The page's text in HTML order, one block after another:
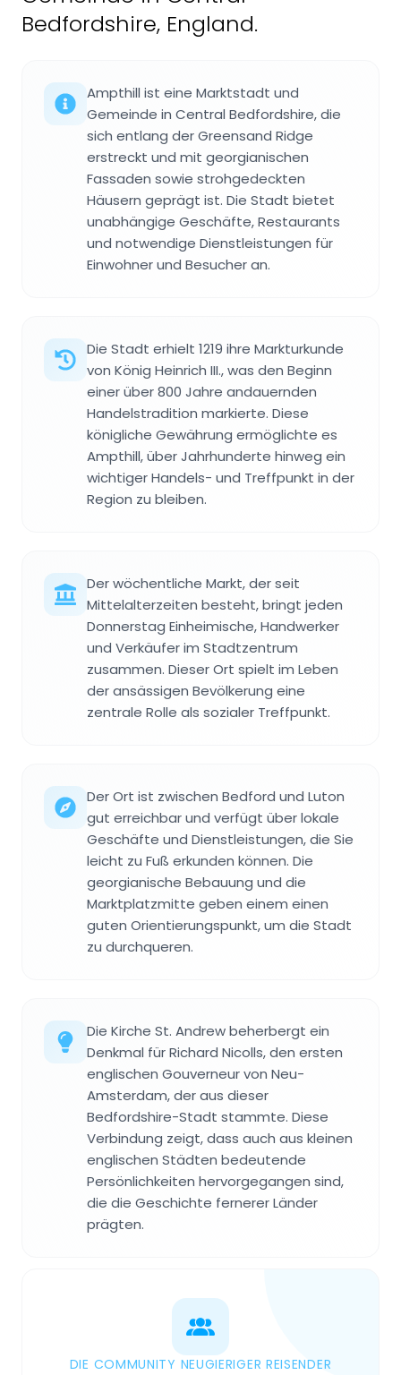
Bedfordshire, England.
Ampthill ist eine Marktstadt und
Gemeinde in Central Bedfordshire, die
sich entlang der Greensand Ridge
erstreckt und mit georgianischen
Fassaden sowie strohgedeckten
Häusern geprägt ist. Die Stadt bietet
unabhängige Geschäfte, Restaurants
und notwendige Dienstleistungen für
Einwohner und Besucher an.
Die Stadt erhielt 1219 ihre Markturkunde
von König Heinrich III., was den Beginn
einer über 800 Jahre andauernden
Handelstradition markierte. Diese
königliche Gewährung ermöglichte es
Ampthill, über Jahrhunderte hinweg ein
wichtiger Handels- und Treffpunkt in der
Region zu bleiben.
Der wöchentliche Markt, der seit
Mittelalterzeiten besteht, bringt jeden
Donnerstag Einheimische, Handwerker
und Verkäufer im Stadtzentrum
zusammen. Dieser Ort spielt im Leben
der ansässigen Bevölkerung eine
zentrale Rolle als sozialer Treffpunkt.
Der Ort ist zwischen Bedford und Luton
gut erreichbar und verfügt über lokale
Geschäfte und Dienstleistungen, die Sie
leicht zu Fuß erkunden können. Die
georgianische Bebauung und die
Marktplatzmitte geben einem einen
guten Orientierungspunkt, um die Stadt
zu durchqueren.
Die Kirche St. Andrew beherbergt ein
Denkmal für Richard Nicolls, den ersten
englischen Gouverneur von Neu-
Amsterdam, der aus dieser
Bedfordshire-Stadt stammte. Diese
Verbindung zeigt, dass auch aus kleinen
englischen Städten bedeutende
Persönlichkeiten hervorgegangen sind,
die die Geschichte fernerer Länder
prägten.
DIE COMMUNITY NEUGIERIGER REISENDER